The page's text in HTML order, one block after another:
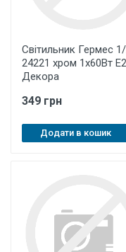
Світильник Гермес
24221 хром 1х60Вт
Декора
349 грн
Додати в кошик